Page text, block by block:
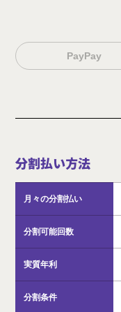
PayPay
分割払い方法
月々の分割払い
分割可能回数
実質年利
分割条件